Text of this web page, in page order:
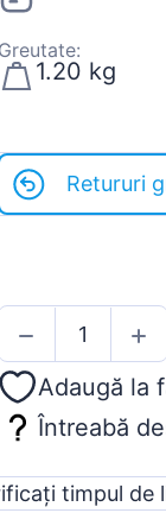
1.20 kg
Retururi
Adaugă la
Întreabă
timpul de